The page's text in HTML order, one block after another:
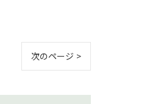
次のページ >